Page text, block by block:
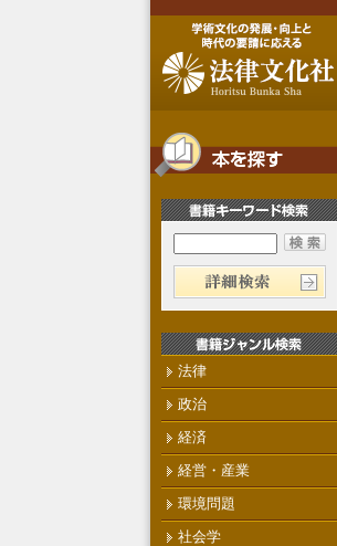
法律
政治
経済
経営・産業
環境問題
社会学